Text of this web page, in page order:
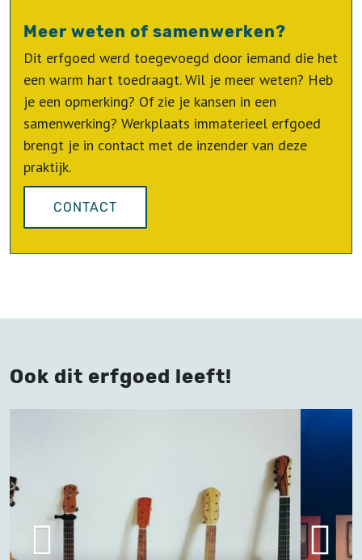
Meer weten of samenwerken?
Dit erfgoed werd toegevoegd door iemand die het
een warm hart toedraagt. Wil je meer weten? Heb
je een opmerking? Of zie je kansen in een
samenwerking? Werkplaats immaterieel erfgoed
brengt je in contact met de inzender van deze
praktijk.
CONTACT
Ook dit erfgoed leeft!